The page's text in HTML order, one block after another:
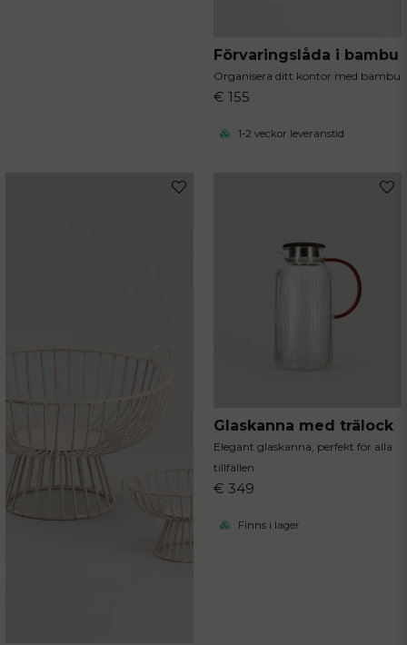
Förvaringslåda i bambu
Organisera ditt kontor med bambu
€ 155
1-2 veckor leveranstid
Glaskanna med trälock
Elegant glaskanna, perfekt för alla
tillfällen
€ 349
Finns i lager